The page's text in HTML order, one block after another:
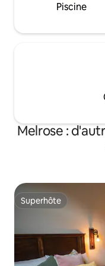
Piscine
Melrose :
Superhôte
Superhôte